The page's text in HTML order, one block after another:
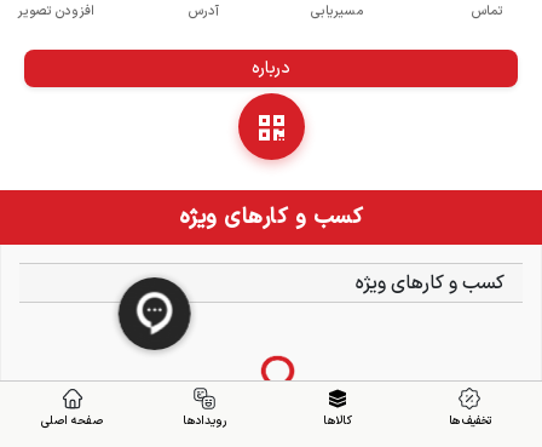
تماس مسیریابی آدرس افزودن تصویر
درباره
کسب و کارهای ویژه
کسب و کارهای ویژه
تخفیف ها کالاها رویدادها صفحه اصلی